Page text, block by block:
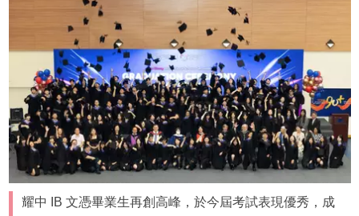
耀中 IB 文憑畢業生再創高峰，於今屆考試表現優秀，成